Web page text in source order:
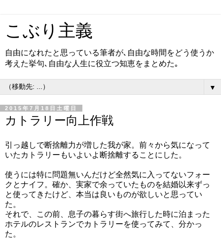
こぶり主義
自由になれたと思っている筆者が､自由な時間をどう使うか
考えた挙句､自由な人生に役立つ知恵をまとめた｡
▼
2015年7月18日土曜日
カトラリー向上作戦
引っ越しで断捨離力が増した我が家。前々から気になって
いたカトラリーもいよいよ断捨離することにした。
使うには特に問題無いんだけど全然気に入ってないフォー
クとナイフ。確か、実家で余っていたものを結婚以来ずっ
と使ってきたけど、本当は良いものが欲しいと思ってい
た。
それで、この前、息子の暮らす街へ旅行した時に泊まった
ホテルのレストランでカトラリーを使ってみて、分かっ
た。